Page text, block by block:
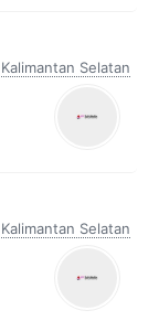
Kalimantan Selatan
Kalimantan Selatan